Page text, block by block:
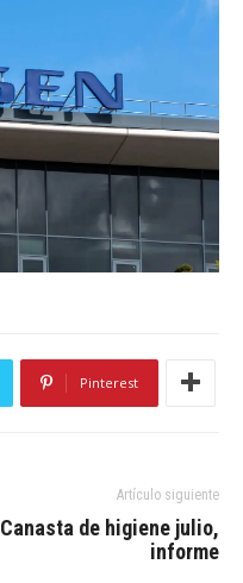
Pinterest
Artículo siguiente
Canasta de higiene julio,
informe